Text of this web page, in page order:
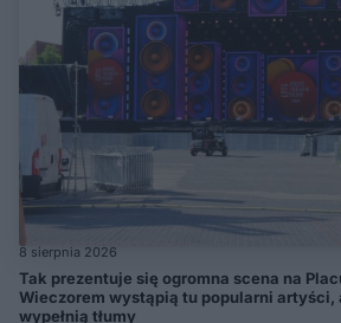
8 sierpnia 2026
Tak prezentuje się ogromna scena na
Wieczorem wystąpią tu popularni artyści,
wypełnią tłumy